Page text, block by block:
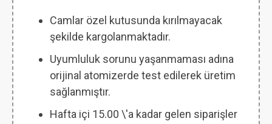
Camlar özel kutusunda kırılmayacak
şekilde kargolanmaktadır.
Uyumluluk sorunu yaşanmaması adına
orijinal atomizerde test edilerek üretim
sağlanmıştır.
Hafta içi 15.00 \'a kadar gelen siparişler